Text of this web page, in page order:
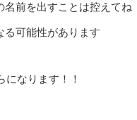
名前を出すことは控えてね
る可能性があります
になります！！